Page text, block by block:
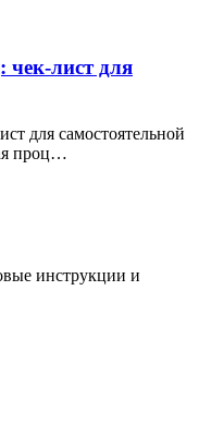
чек-лист для
для самостоятельной
проц…
инструкции и